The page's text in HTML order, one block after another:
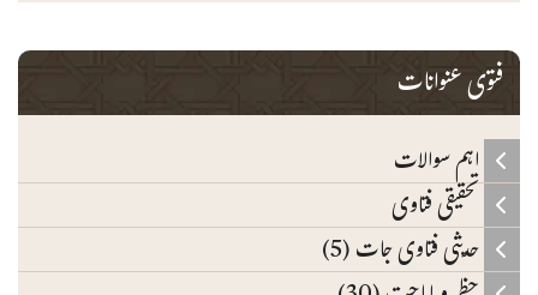
فتوی عنوانات
اہم سوالات
تحقیقی فتاوی
حدیثی فتاوی جات (5)